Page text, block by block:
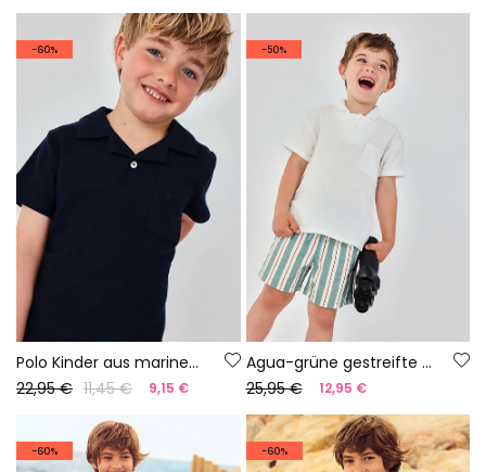
-60%
Polo Kinder aus marineblauer Baumwolle
22,95 € 11,45 € 9,15 €
-50%
Agua-grüne gestreifte Bermuda-Hose
25,95 €
12,95 €
-60% -60%